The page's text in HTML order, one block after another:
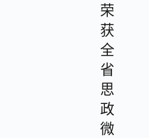
荣
获
全
省
思
政
微